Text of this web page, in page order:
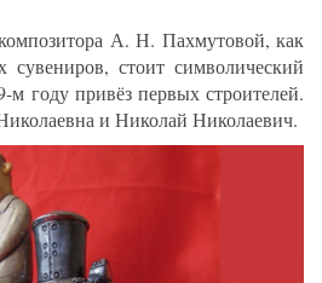
А. Н. Пахмутовой, как
стоит символический
м году привёз первых строителей.
и Николай Николаевич.